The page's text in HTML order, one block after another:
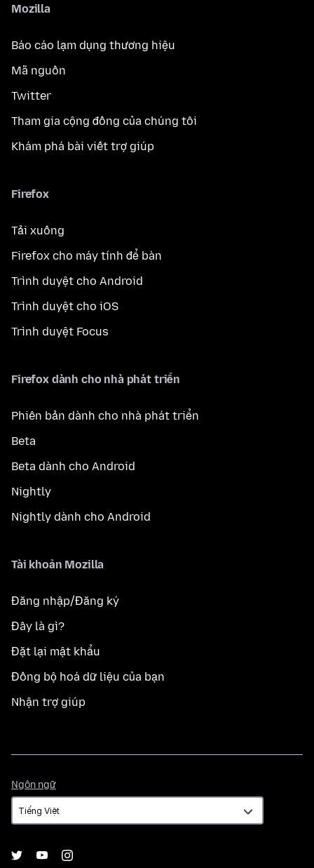
Mozilla
Báo cáo lạm dụng thương hiệu
Mã nguồn
Twitter
Tham gia cộng đồng của chúng tôi
Khám phá bài viết trợ giúp
Firefox
Tải xuống
Firefox cho máy tính để bàn
Trình duyệt cho Android
Trình duyệt cho iOS
Trình duyệt Focus
Firefox dành cho nhà phát triển
Phiên bản dành cho nhà phát triển
Beta
Beta dành cho Android
Nightly
Nightly dành cho Android
Tài khoản Mozilla
Đăng nhập/Đăng ký
Đây là gì?
Đặt lại mật khẩu
Đồng bộ hoá dữ liệu của bạn
Nhận trợ giúp
Ngôn ngữ
ngữ